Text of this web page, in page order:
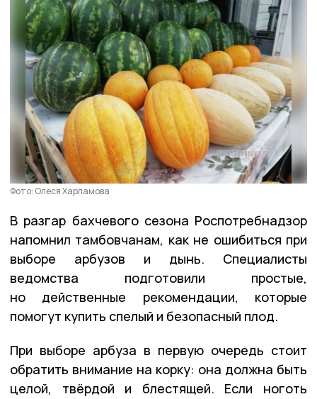
Фото: Олеся Харламова
В разгар бахчевого сезона Роспотребнадзор
напомнил тамбовчанам, как не ошибиться при
выборе арбузов и дынь. Специалисты
ведомства подготовили простые,
но действенные рекомендации, которые
помогут купить спелый и безопасный плод.
При выборе арбуза в первую очередь стоит
обратить внимание на корку: она должна быть
целой, твёрдой и блестящей. Если ноготь